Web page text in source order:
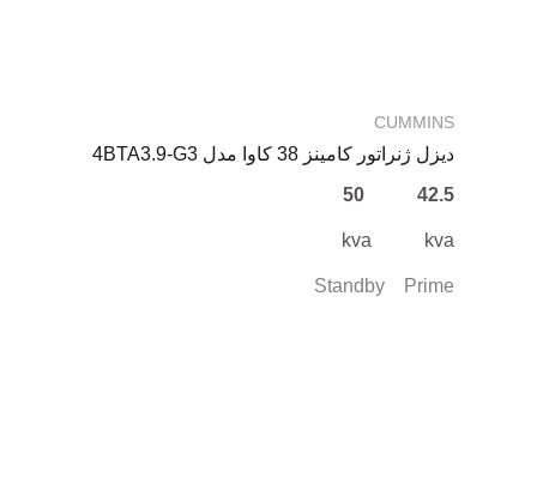
CUMMINS
دیزل ژنراتور کامینز 38 کاوا مدل 4BTA3.9-G3
42.5 50
kva kva
Standby Prime